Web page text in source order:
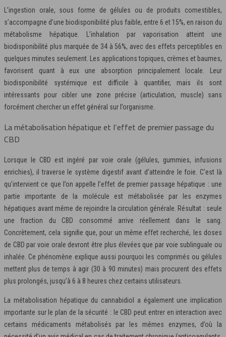
L’ingestion orale, sous forme de gélules ou de produits comestibles,
s’accompagne d’une biodisponibilité plus faible, entre 6 et 15%, en raison du
métabolisme hépatique. L’inhalation par vaporisation atteint une
biodisponibilité plus marquée de 34 à 56%, avec des effets perceptibles en
quelques minutes seulement. Les applications topiques, crèmes et baumes,
favorisent quant à eux une absorption principalement locale. Leur
biodisponibilité systémique est difficile à quantifier, mais ils sont
intéressants pour cibler une zone précise (articulation, muscle) sans
forcément chercher un effet général sur l’organisme.
La métabolisation hépatique et l’effet de premier passage du
CBD
Lorsque le CBD est ingéré par voie orale (gélules, gummies, infusions
enrichies), il traverse le système digestif avant d’atteindre le foie. C’est là
qu’intervient ce que l’on appelle l’effet de premier passage hépatique : une
partie importante de la molécule est métabolisée par les enzymes
hépatiques avant même de rejoindre la circulation générale. Résultat : seule
une fraction du CBD consommé arrive réellement dans le sang.
Concrètement, cela signifie que, pour un même effet recherché, les doses
de CBD par voie orale devront être plus élevées que par voie sublinguale ou
inhalée. Ce phénomène explique aussi pourquoi les comprimés ou gélules
mettent plus de temps à agir (30 à 90 minutes) mais procurent des effets
plus prolongés, jusqu’à 6 à 8 heures chez certains utilisateurs.
La métabolisation hépatique du cannabidiol a également une implication
importante sur le plan de la sécurité : le CBD peut entrer en interaction avec
certains médicaments métabolisés par les mêmes enzymes, d’où la